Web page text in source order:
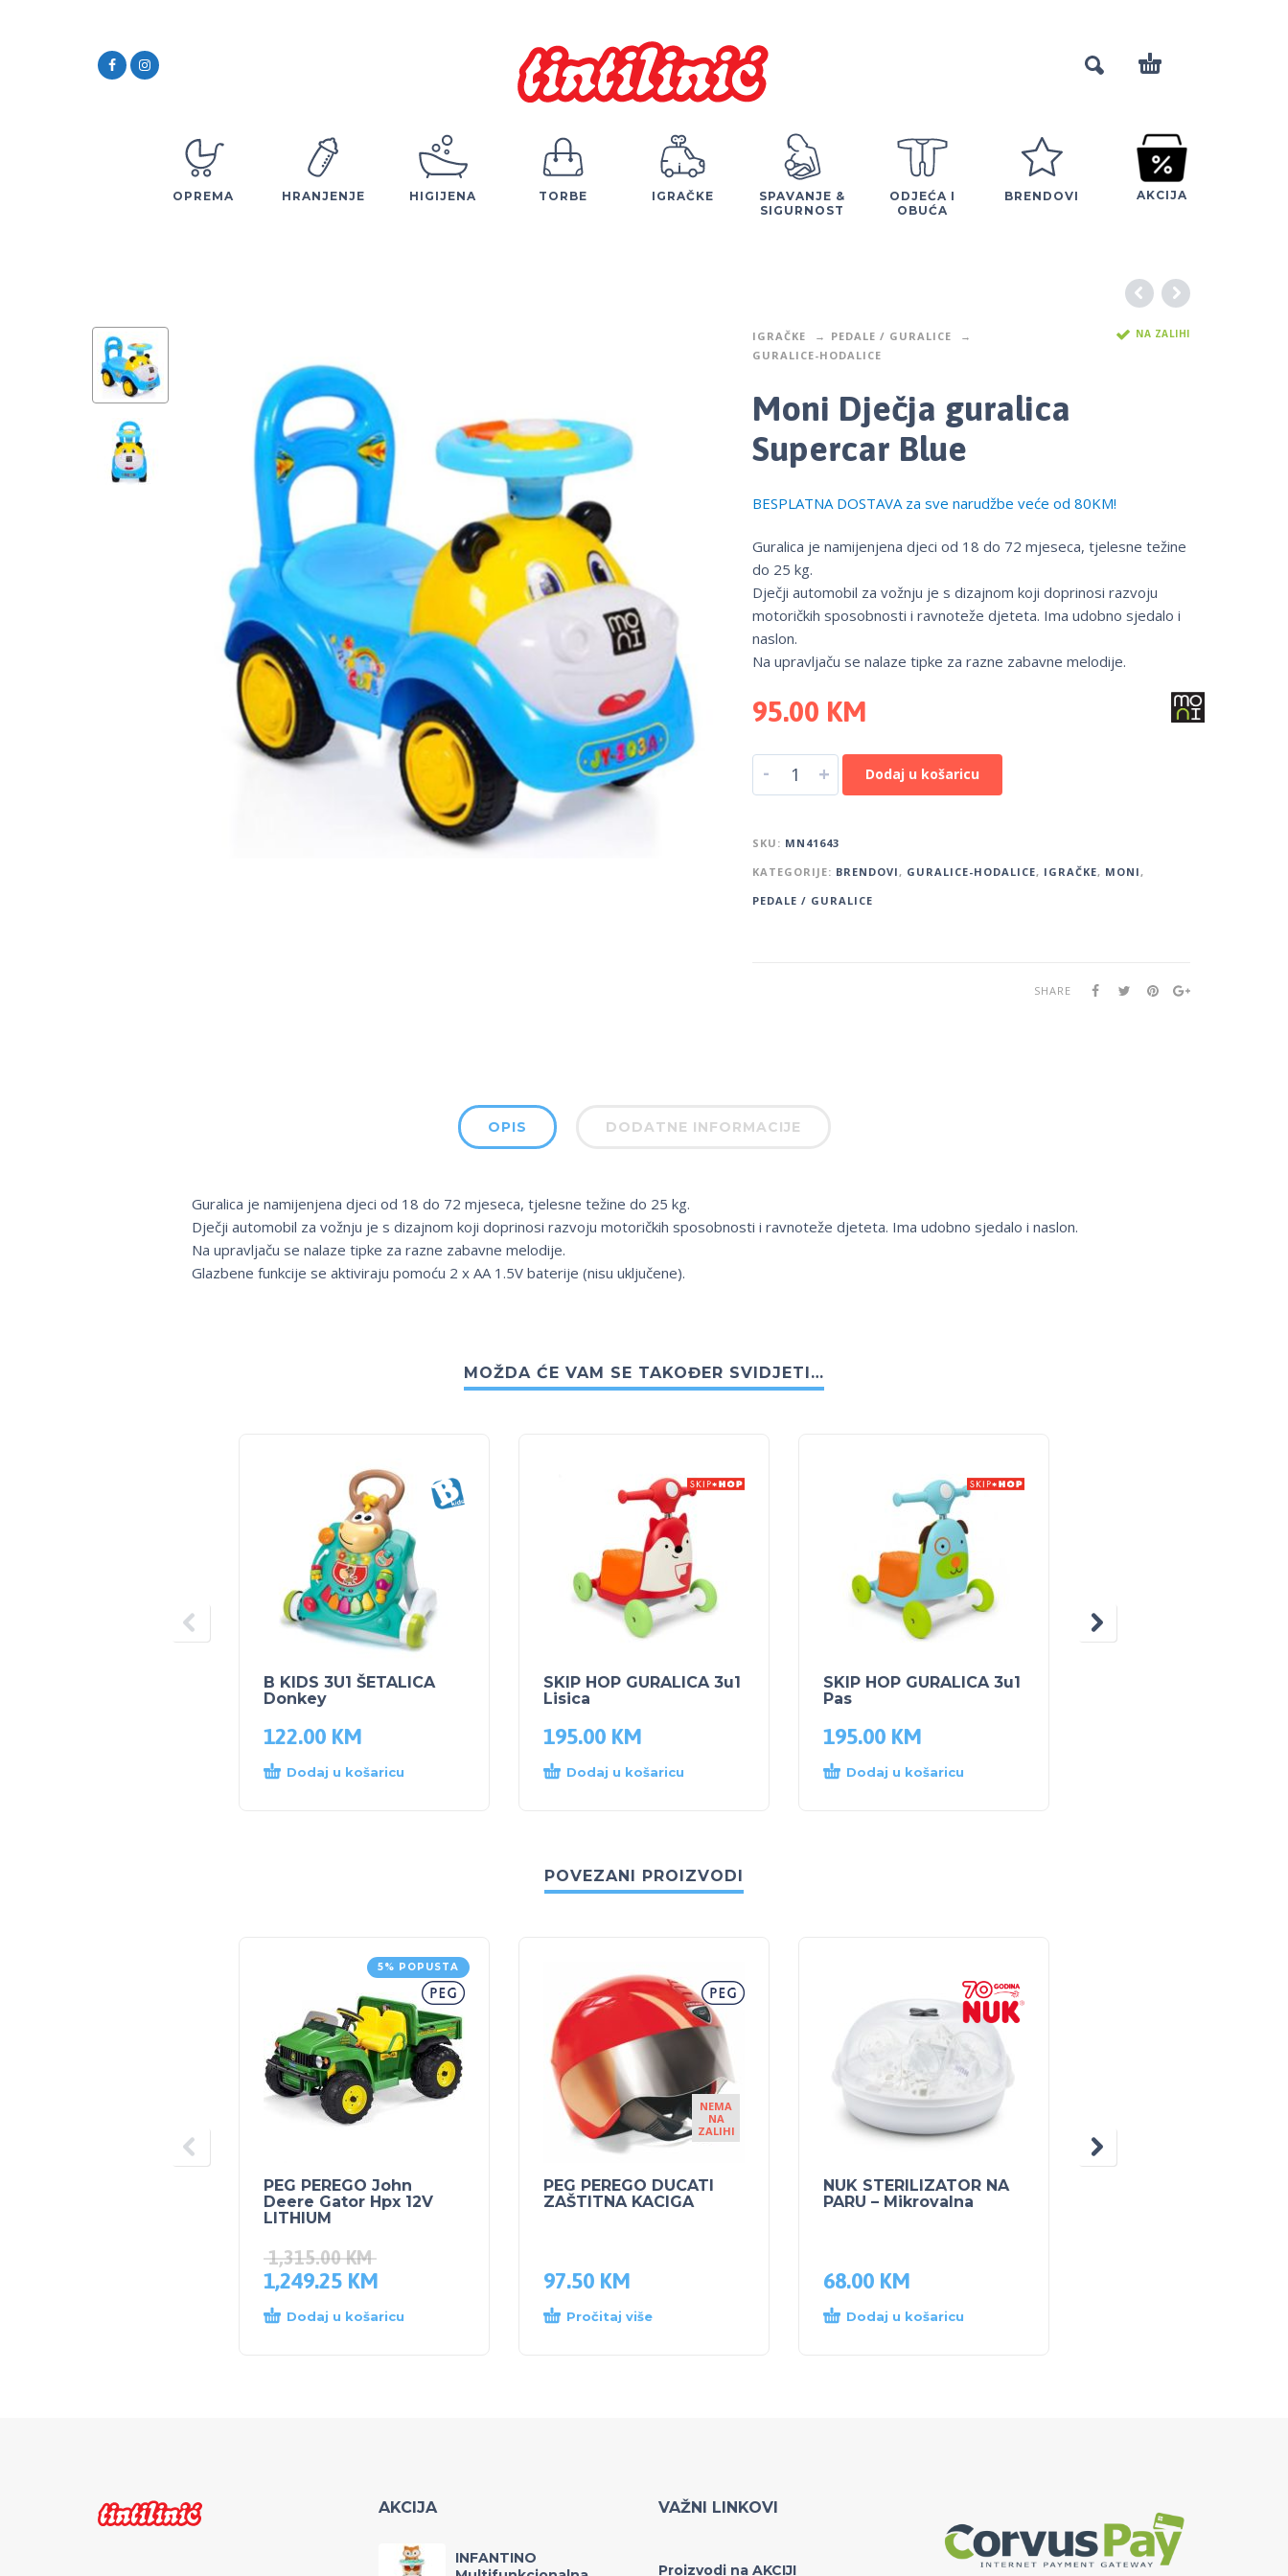
OPREMA HRANJENJE HIGIJENA TORBE IGRAČKE
SPAVANJE &
SIGURNOST
ODJEĆA I
OBUĆA
BRENDOVI AKCIJA
IGRAČKE
PEDALE / GURALICE
GURALICE-HODALICE
NA ZALIHI
Moni Dječja guralica
Supercar Blue
BESPLATNA DOSTAVA za sve narudžbe veće od 80KM!
Guralica je namijenjena djeci od 18 do 72 mjeseca, tjelesne težine
do 25 kg.
Dječji automobil za vožnju je s dizajnom koji doprinosi razvoju
motoričkih sposobnosti i ravnoteže djeteta. Ima udobno sjedalo i
naslon.
Na upravljaču se nalaze tipke za razne zabavne melodije.
95.00 KM
- + Dodaj u košaricu
SKU: MN41643
KATEGORIJE: BRENDOVI, GURALICE-HODALICE, IGRAČKE, MONI,
PEDALE / GURALICE
SHARE
OPIS DODATNE INFORMACIJE
Guralica je namijenjena djeci od 18 do 72 mjeseca, tjelesne težine do 25 kg.
Dječji automobil za vožnju je s dizajnom koji doprinosi razvoju motoričkih sposobnosti i ravnoteže djeteta. Ima udobno sjedalo i naslon.
Na upravljaču se nalaze tipke za razne zabavne melodije.
Glazbene funkcije se aktiviraju pomoću 2 x AA 1.5V baterije (nisu uključene).
MOŽDA ĆE VAM SE TAKOĐER SVIDJETI…
B KIDS 3U1 ŠETALICA
Donkey
122.00 KM
Dodaj u košaricu
SKIP HOP GURALICA 3u1
Lisica
195.00 KM
Dodaj u košaricu
SKIP HOP GURALICA 3u1
Pas
195.00 KM
Dodaj u košaricu
POVEZANI PROIZVODI
5% POPUSTA
PEG PEREGO John
Deere Gator Hpx 12V
LITHIUM
1,315.00KM
1,249.25 KM
Dodaj u košaricu
NEMA
NA
ZALIHI
PEG PEREGO DUCATI
ZAŠTITNA KACIGA
97.50 KM
Pročitaj više
NUK STERILIZATOR NA
PARU – Mikrovalna
68.00 KM
Dodaj u košaricu
AKCIJA
INFANTINO
VAŽNI LINKOVI
Proizvodi na AKCIJI